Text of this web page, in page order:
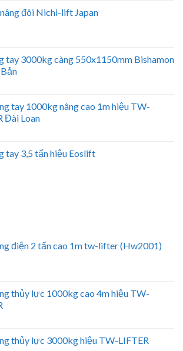
đôi Nichi-lift Japan
tay 3000kg càng 550x1150mm Bishamon
tay 1000kg nâng cao 1m hiệu TW-
Đài Loan
tay 3,5 tấn hiệu Eoslift
điện 2 tấn cao 1m tw-lifter (Hw2001)
thủy lực 1000kg cao 4m hiệu TW-
thủy lực 3000kg hiệu TW-LIFTER